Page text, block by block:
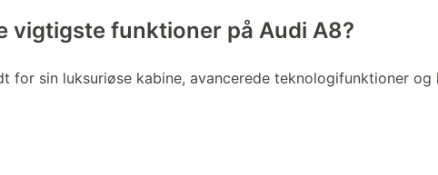
vigtigste funktioner på Audi A8?
for sin luksuriøse kabine, avancerede teknologifunktioner